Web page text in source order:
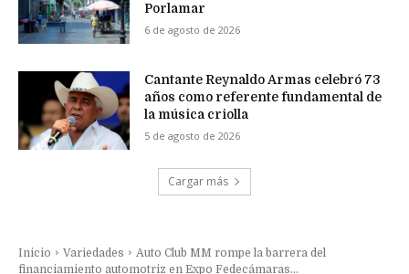
Porlamar
6 de agosto de 2026
Cantante Reynaldo Armas celebró 73
años como referente fundamental de
la música criolla
5 de agosto de 2026
Cargar más